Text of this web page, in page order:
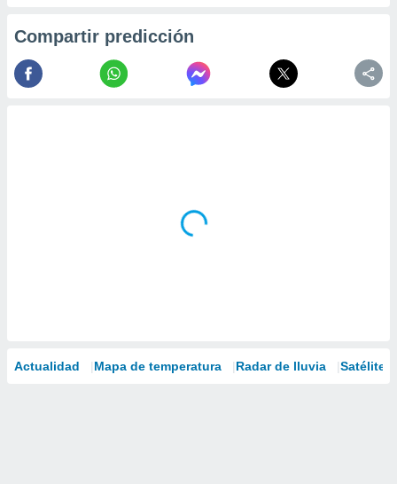
Compartir predicción
Actualidad Mapa de temperatura Radar de lluvia Satélites